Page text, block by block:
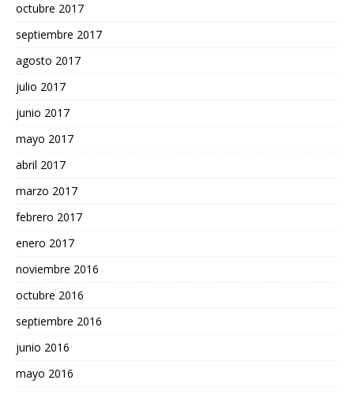
octubre 2017
septiembre 2017
agosto 2017
julio 2017
junio 2017
mayo 2017
abril 2017
marzo 2017
febrero 2017
enero 2017
noviembre 2016
octubre 2016
septiembre 2016
junio 2016
mayo 2016